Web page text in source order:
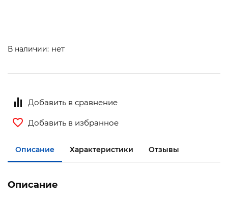
В наличии: нет
Добавить в сравнение
Добавить в избранное
Описание Характеристики Отзывы
Описание